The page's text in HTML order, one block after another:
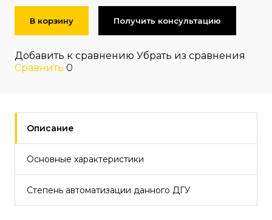
В корзину Получить консультацию
Добавить к сравнению Убрать из сравнения
Сравнить 0
Описание
Основные характеристики
Степень автоматизации данного ДГУ